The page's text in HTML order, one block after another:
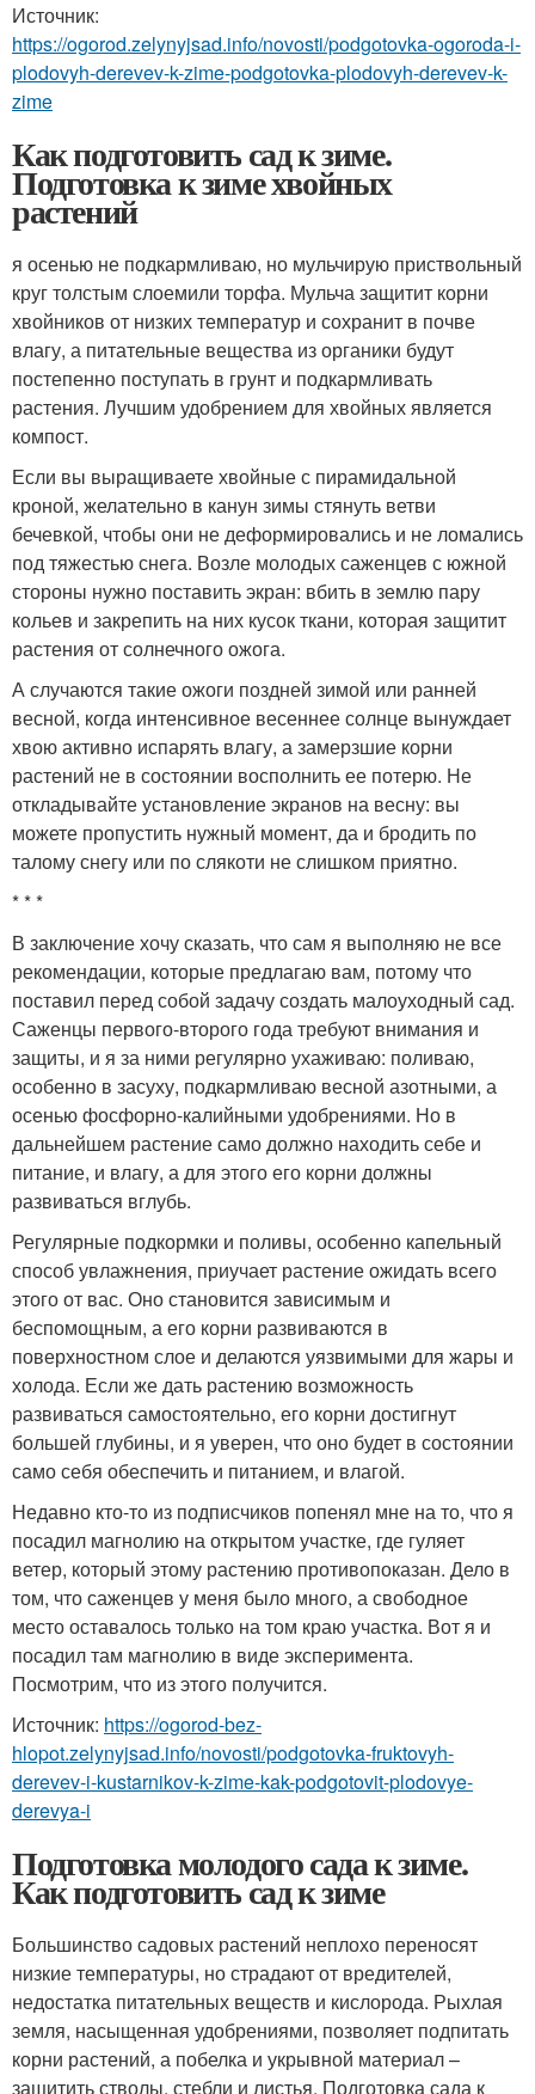
Источник:
https://ogorod.zelynyjsad.info/novosti/podgotovka-ogoroda-i-
plodovyh-derevev-k-zime-podgotovka-plodovyh-derevev-k-
zime
Как подготовить сад к зиме.
Подготовка к зиме хвойных
растений
я осенью не подкармливаю, но мульчирую приствольный
круг толстым слоемили торфа. Мульча защитит корни
хвойников от низких температур и сохранит в почве
влагу, а питательные вещества из органики будут
постепенно поступать в грунт и подкармливать
растения. Лучшим удобрением для хвойных является
компост.
Если вы выращиваете хвойные с пирамидальной
кроной, желательно в канун зимы стянуть ветви
бечевкой, чтобы они не деформировались и не ломались
под тяжестью снега. Возле молодых саженцев с южной
стороны нужно поставить экран: вбить в землю пару
кольев и закрепить на них кусок ткани, которая защитит
растения от солнечного ожога.
А случаются такие ожоги поздней зимой или ранней
весной, когда интенсивное весеннее солнце вынуждает
хвою активно испарять влагу, а замерзшие корни
растений не в состоянии восполнить ее потерю. Не
откладывайте установление экранов на весну: вы
можете пропустить нужный момент, да и бродить по
талому снегу или по слякоти не слишком приятно.
* * *
В заключение хочу сказать, что сам я выполняю не все
рекомендации, которые предлагаю вам, потому что
поставил перед собой задачу создать малоуходный сад.
Саженцы первого-второго года требуют внимания и
защиты, и я за ними регулярно ухаживаю: поливаю,
особенно в засуху, подкармливаю весной азотными, а
осенью фосфорно-калийными удобрениями. Но в
дальнейшем растение само должно находить себе и
питание, и влагу, а для этого его корни должны
развиваться вглубь.
Регулярные подкормки и поливы, особенно капельный
способ увлажнения, приучает растение ожидать всего
этого от вас. Оно становится зависимым и
беспомощным, а его корни развиваются в
поверхностном слое и делаются уязвимыми для жары и
холода. Если же дать растению возможность
развиваться самостоятельно, его корни достигнут
большей глубины, и я уверен, что оно будет в состоянии
само себя обеспечить и питанием, и влагой.
Недавно кто-то из подписчиков попенял мне на то, что я
посадил магнолию на открытом участке, где гуляет
ветер, который этому растению противопоказан. Дело в
том, что саженцев у меня было много, а свободное
место оставалось только на том краю участка. Вот я и
посадил там магнолию в виде эксперимента.
Посмотрим, что из этого получится.
Источник: https://ogorod-bez-
hlopot.zelynyjsad.info/novosti/podgotovka-fruktovyh-
derevev-i-kustarnikov-k-zime-kak-podgotovit-plodovye-
derevya-i
Подготовка молодого сада к зиме.
Как подготовить сад к зиме
Большинство садовых растений неплохо переносят
низкие температуры, но страдают от вредителей,
недостатка питательных веществ и кислорода. Рыхлая
земля, насыщенная удобрениями, позволяет подпитать
корни растений, а побелка и укрывной материал –
защитить стволы, стебли и листья. Подготовка сада к